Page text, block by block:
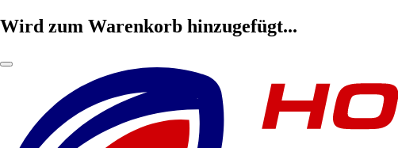
Wird zum Warenkorb hinzugefügt...